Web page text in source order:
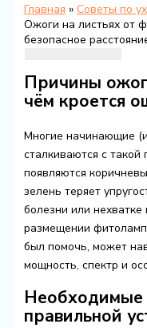
Главная
Советы по
Ожоги на листьях от
безопасное
Причины
чём кроется
Многие начинающие
сталкиваются с такой
появляются
зелень теряет
болезни или
размещении
был помочь, может
мощность, спектр и
Необходимые
правильной